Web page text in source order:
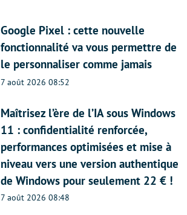
Google Pixel : cette nouvelle
fonctionnalité va vous permettre de
le personnaliser comme jamais
7 août 2026 08:52
Maîtrisez l’ère de l’IA sous Windows
11 : confidentialité renforcée,
performances optimisées et mise à
niveau vers une version authentique
de Windows pour seulement 22 € !
7 août 2026 08:48